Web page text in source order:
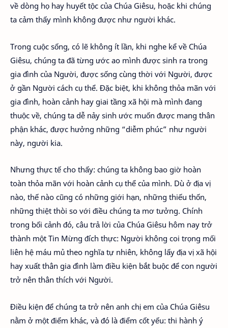
về dòng họ hay huyết tộc của Chúa Giêsu, hoặc khi chúng
ta cảm thấy mình không được như người khác.
Trong cuộc sống, có lẽ không ít lần, khi nghe kể về Chúa
Giêsu, chúng ta đã từng ước ao mình được sinh ra trong
gia đình của Người, được sống cùng thời với Người, được
ở gần Người cách cụ thể. Đặc biệt, khi không thỏa mãn với
gia đình, hoàn cảnh hay giai tầng xã hội mà mình đang
thuộc về, chúng ta dễ nảy sinh ước muốn được mang thân
phận khác, được hưởng những “diễm phúc” như người
này, người kia.
Nhưng thực tế cho thấy: chúng ta không bao giờ hoàn
toàn thỏa mãn với hoàn cảnh cụ thể của mình. Dù ở địa vị
nào, thế nào cũng có những giới hạn, những thiếu thốn,
những thiệt thòi so với điều chúng ta mơ tưởng. Chính
trong bối cảnh đó, câu trả lời của Chúa Giêsu hôm nay trở
thành một Tin Mừng đích thực: Người không coi trọng mối
liên hệ máu mủ theo nghĩa tự nhiên, không lấy địa vị xã hội
hay xuất thân gia đình làm điều kiện bắt buộc để con người
trở nên thân thích với Người.
Điều kiện để chúng ta trở nên anh chị em của Chúa Giêsu
nằm ở một điểm khác, và đó là điểm cốt yếu: thi hành ý